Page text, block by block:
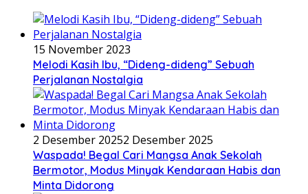
15 November 2023
Melodi Kasih Ibu, “Dideng-dideng” Sebuah
Perjalanan Nostalgia
2 Desember 20252 Desember 2025
Waspada! Begal Cari Mangsa Anak Sekolah
Bermotor, Modus Minyak Kendaraan Habis dan
Minta Didorong